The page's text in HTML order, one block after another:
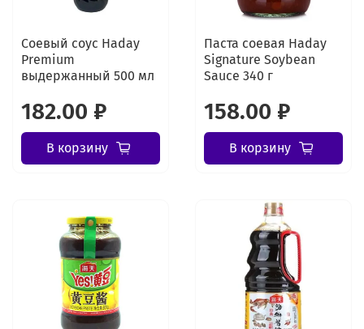
Соевый соус Haday
Premium
выдержанный 500 мл
182.00 ₽
В корзину
Паста соевая Haday
Signature Soybean
Sauce 340 г
158.00 ₽
В корзину